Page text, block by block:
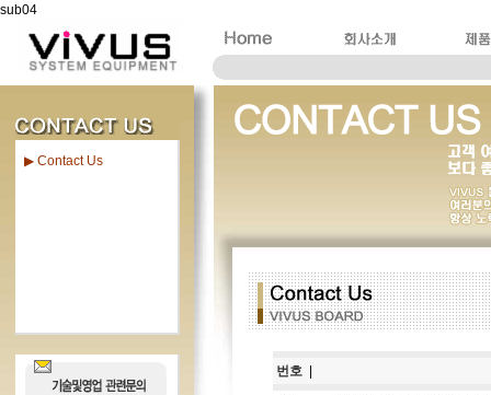
sub04
▶ Contact Us
번호